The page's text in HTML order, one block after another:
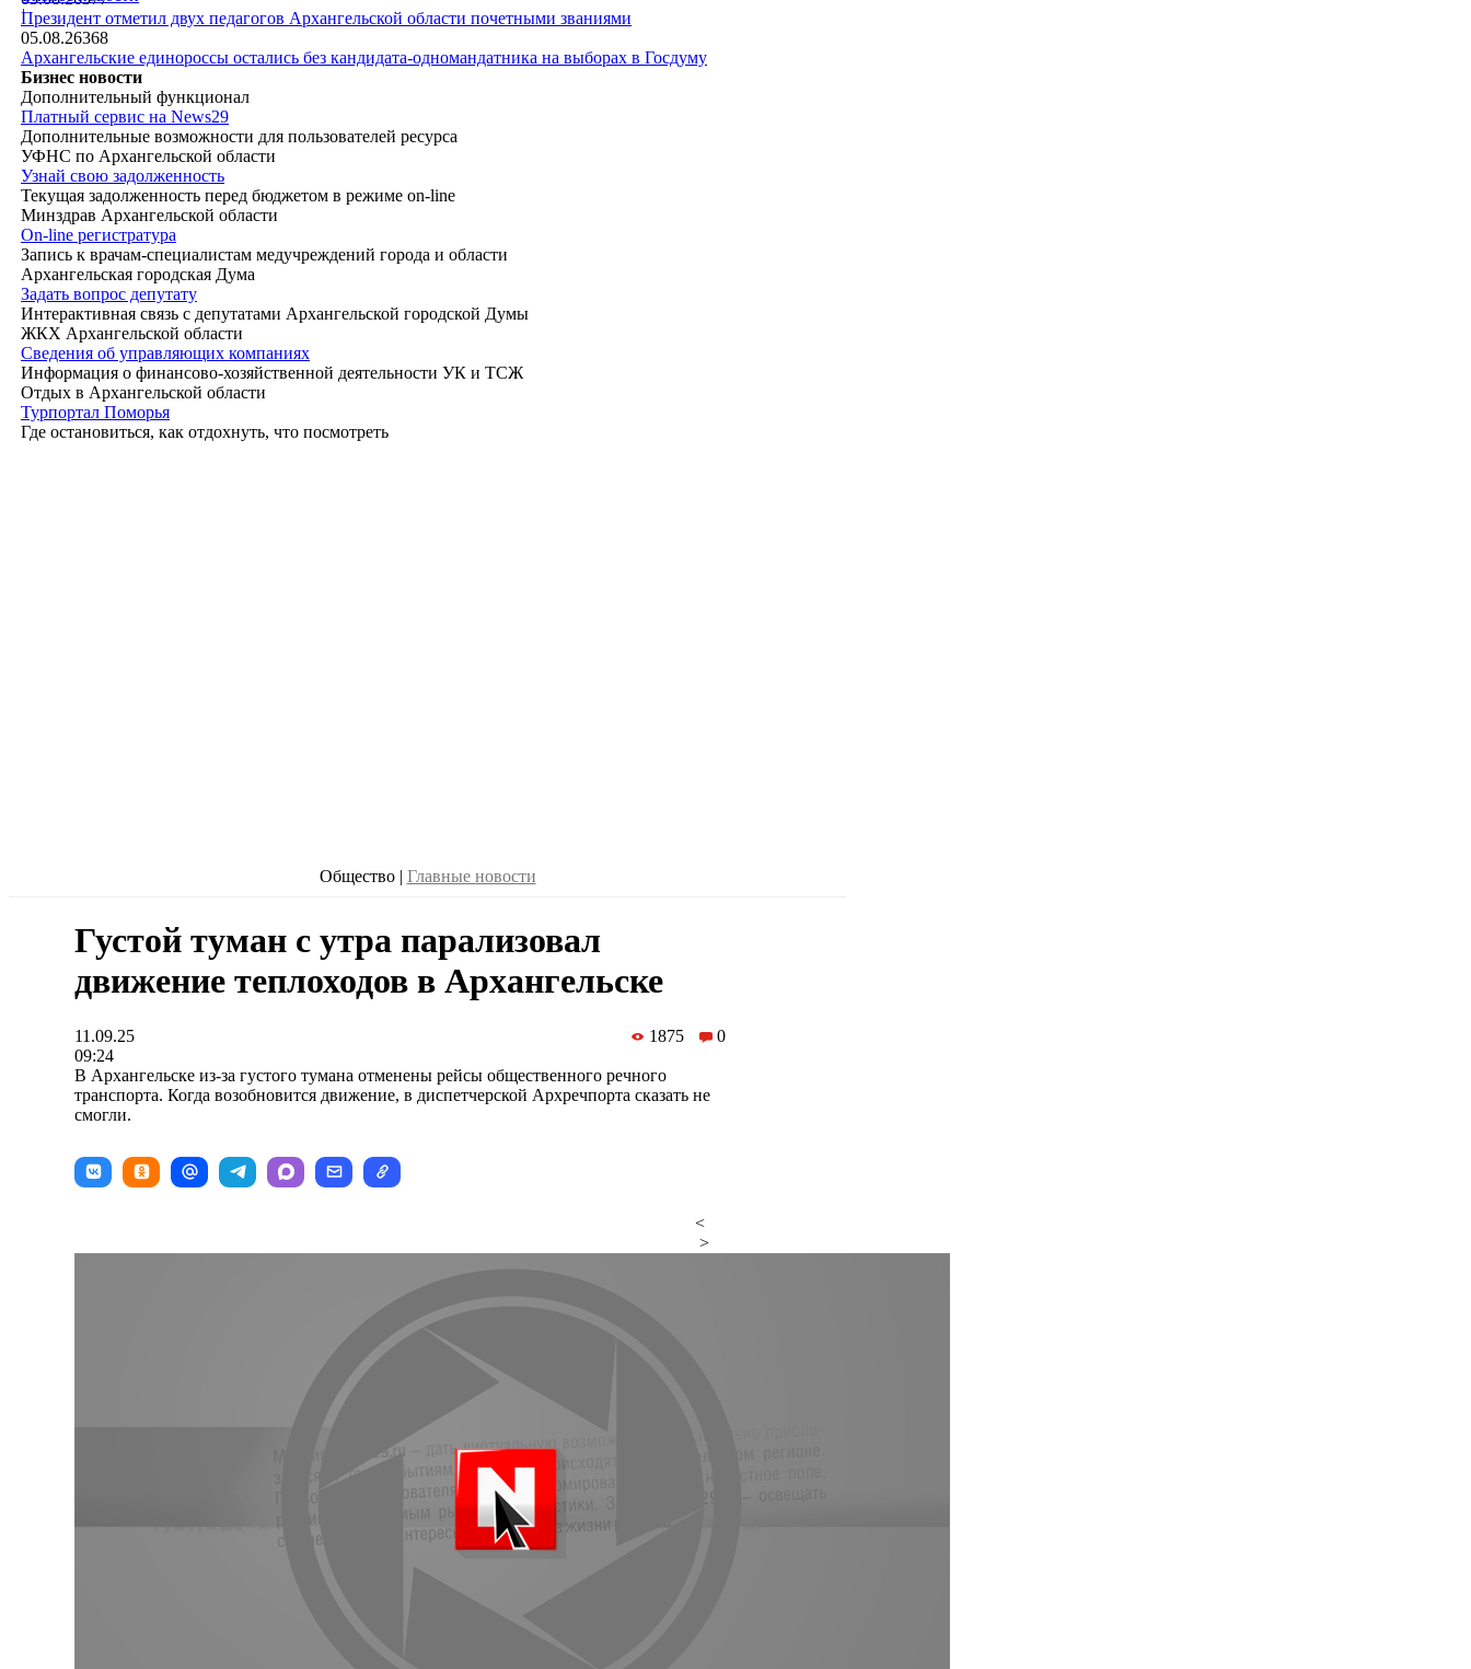
|
Президент отметил двух педагогов Архангельской области почетными званиями
05.08.26368
Архангельские единороссы остались без кандидата-одномандатника на выборах в Госдуму
Бизнес новости
Дополнительный функционал
Платный сервис на News29
Дополнительные возможности для пользователей ресурса
УФНС по Архангельской области
Узнай свою задолженность
Текущая задолженность перед бюджетом в режиме on-line
Минздрав Архангельской области
On-line регистратура
Запись к врачам-специалистам медучреждений города и области
Архангельская городская Дума
Задать вопрос депутату
Интерактивная связь с депутатами Архангельской городской Думы
ЖКХ Архангельской области
Сведения об управляющих компаниях
Информация о финансово-хозяйственной деятельности УК и ТСЖ
Отдых в Архангельской области
Турпортал Поморья
Где остановиться, как отдохнуть, что посмотреть
Общество | Главные новости
Густой туман с утра парализовал
движение теплоходов в Архангельске
11.09.25
09:24
1875 0
В Архангельске из-за густого тумана отменены рейсы общественного речного
транспорта. Когда возобновится движение, в диспетчерской Архречпорта сказать не
смогли.
<
>